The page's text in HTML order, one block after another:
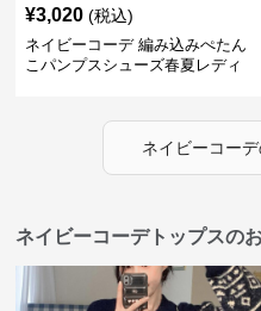
¥3,020 (税込)
ネイビーコーデ 編み込みぺたん
こパンプスシューズ春夏レディ
ネイビーコーデ
ネイビーコーデトップスの